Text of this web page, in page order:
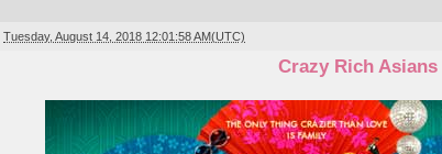
Tuesday, August 14, 2018 12:01:58 AM(UTC)
Crazy Rich Asians